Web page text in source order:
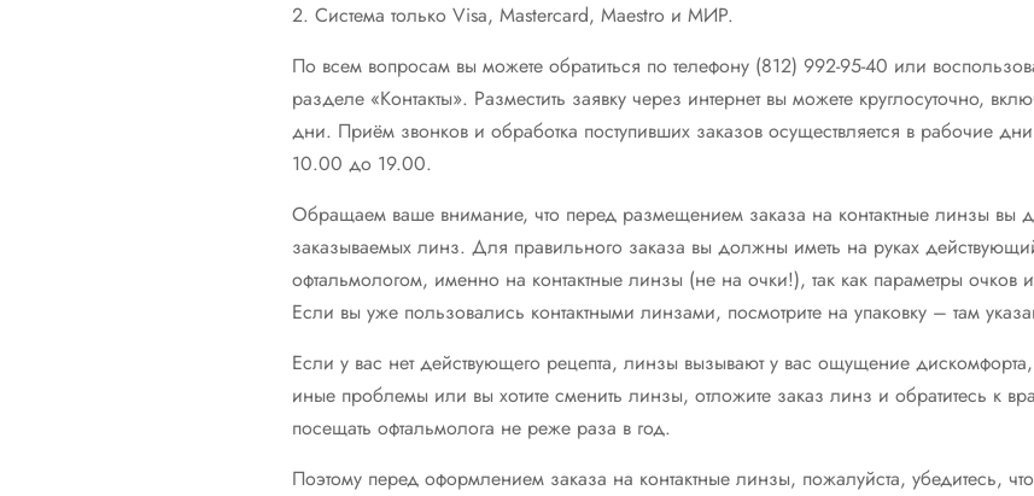
2. Система только Visa, Mastercard, Maestro и МИР.
По всем вопросам вы можете обратиться по телефону (812) 992-95-40 или
разделе «Контакты». Разместить заявку через интернет вы можете круглосуточно,
дни. Приём звонков и обработка поступивших заказов осуществляется в рабочие
10.00 до 19.00.
Обращаем ваше внимание, что перед размещением заказа на контактные линзы вы
заказываемых линз. Для правильного заказа вы должны иметь на руках
офтальмологом, именно на контактные линзы (не на очки!), так как параметры очков
Если вы уже пользовались контактными линзами, посмотрите на упаковку – там
Если у вас нет действующего рецепта, линзы вызывают у вас ощущение
иные проблемы или вы хотите сменить линзы, отложите заказ линз и обратитесь к
посещать офтальмолога не реже раза в год.
Поэтому перед оформлением заказа на контактные линзы, пожалуйста, убедитесь,